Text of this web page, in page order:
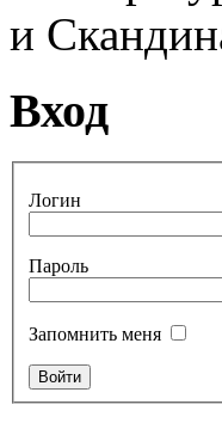
и
Вход
Логин
Пароль
Запомнить меня